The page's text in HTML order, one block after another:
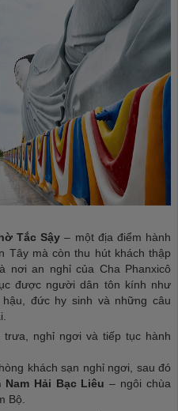
Tắc Sậy – một địa điểm hành
Tây mà còn thu hút khách thập
nơi an nghỉ của Cha Phanxicô
được người dân tôn kính như
đức hy sinh và những câu
nghỉ ngơi và tiếp tục hành
khách sạn nghỉ ngơi, sau đó
Nam Hải Bạc Liêu – ngôi chùa
Bộ.